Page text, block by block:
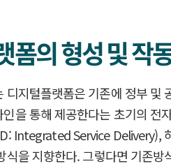
폼의 형성 및 작
디지털플랫폼은 기존에 정부
을 통해 제공한다는 초기의 전
Integrated Service Delivery),
식을 지향한다. 그렇다면 기존